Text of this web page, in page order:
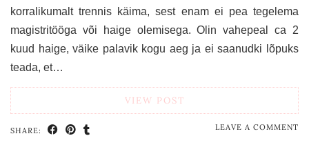
korralikumalt trennis käima, sest enam ei pea tegelema
magistritööga või haige olemisega. Olin vahepeal ca 2
kuud haige, väike palavik kogu aeg ja ei saanudki lõpuks
teada, et…
VIEW POST
SHARE: LEAVE A COMMENT